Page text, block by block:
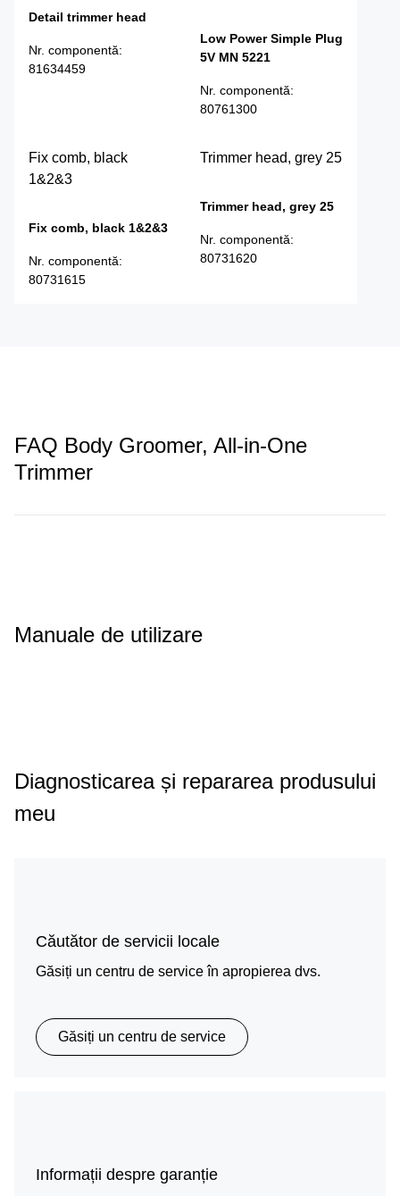
Detail trimmer head
Nr. componentă:
81634459
Low Power Simple Plug
5V MN 5221
Nr. componentă:
80761300
Fix comb, black
1&2&3
Fix comb, black 1&2&3
Nr. componentă:
80731615
Trimmer head, grey 25
Trimmer head, grey 25
Nr. componentă:
80731620
FAQ Body Groomer, All-in-One
Trimmer
Manuale de utilizare
Diagnosticarea și repararea produsului
meu
Căutător de servicii locale
Găsiți un centru de service în apropierea dvs.
Găsiți un centru de service
Informații despre garanție